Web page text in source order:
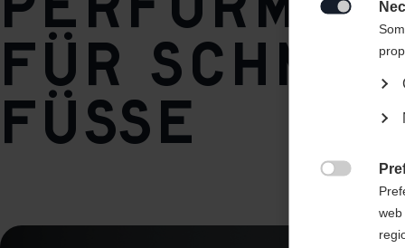
Innenschuh
RC4 Vacuum Fit +Plus D3O® ws
für
Füße
web